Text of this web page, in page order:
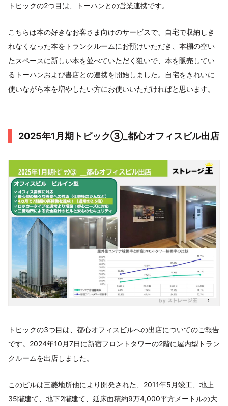
トピックの2つ目は、トーハンとの営業連携です。
こちらは本の好きなお客さま向けのサービスで、自宅で収納しき
れなくなった本をトランクルームにお預けいただき、本棚の空い
たスペースに新しい本を並べていただく狙いで、本を販売してい
るトーハンおよび書店との連携を開始しました。自宅をきれいに
使いながら本を増やしたい方にお使いいただければと思います。
2025年1月期トピック③_都心オフィスビル出店
トピックの3つ目は、都心オフィスビルへの出店についてのご報告
です。2024年10月7日に新宿フロントタワーの2階に屋内型トラン
クルームを出店しました。
このビルは三菱地所他により開発された、2011年5月竣工、地上
35階建て、地下2階建て、延床面積約9万4,000平方メートルの大